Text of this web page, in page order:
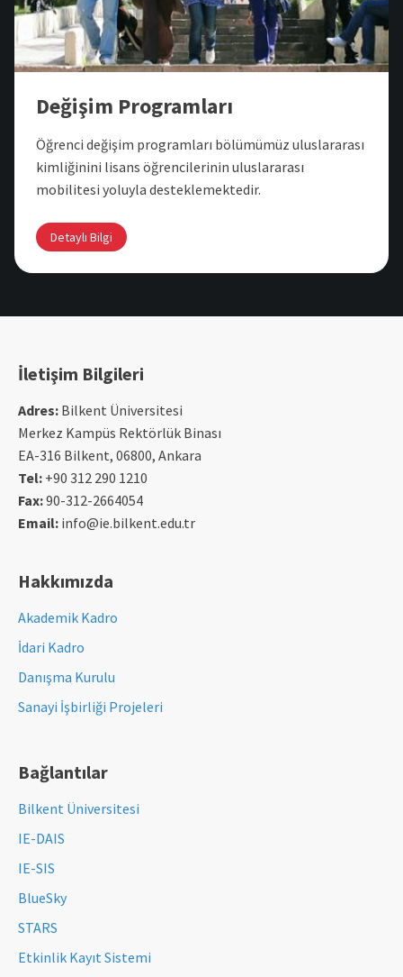
Değişim Programları
Öğrenci değişim programları bölümümüz uluslararası
kimliğinini lisans öğrencilerinin uluslararası
mobilitesi yoluyla desteklemektedir.
Detaylı Bilgi
İletişim Bilgileri
Adres: Bilkent Üniversitesi
Merkez Kampüs Rektörlük Binası
EA-316 Bilkent, 06800, Ankara
Tel: +90 312 290 1210
Fax:90-312-2664054
Email: info@ie.bilkent.edu.tr
Hakkımızda
Akademik Kadro
İdari Kadro
Danışma Kurulu
Sanayi İşbirliği Projeleri
Bağlantılar
Bilkent Üniversitesi
IE-DAIS
IE-SIS
BlueSky
STARS
Etkinlik Kayıt Sistemi